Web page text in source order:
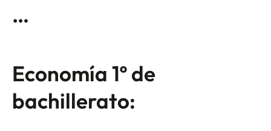
…
Economía 1º de
bachillerato: